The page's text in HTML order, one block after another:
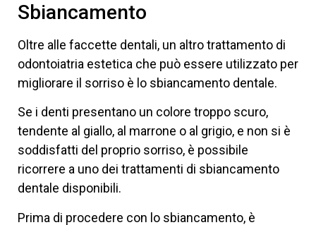
Sbiancamento
Oltre alle faccette dentali, un altro trattamento di
odontoiatria estetica che può essere utilizzato per
migliorare il sorriso è lo sbiancamento dentale.
Se i denti presentano un colore troppo scuro,
tendente al giallo, al marrone o al grigio, e non si è
soddisfatti del proprio sorriso, è possibile
ricorrere a uno dei trattamenti di sbiancamento
dentale disponibili.
Prima di procedere con lo sbiancamento, è